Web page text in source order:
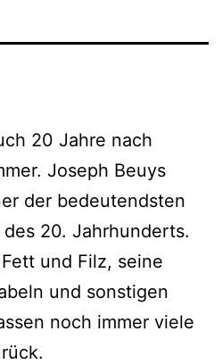
20 Jahre nach
Joseph Beuys
der bedeutendsten
20. Jahrhunderts.
und Filz, seine
und sonstigen
noch immer viele